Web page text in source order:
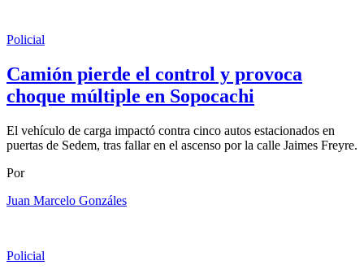
Policial
Camión pierde el control y provoca
choque múltiple en Sopocachi
El vehículo de carga impactó contra cinco autos estacionados en
puertas de Sedem, tras fallar en el ascenso por la calle Jaimes Freyre.
Por
Juan Marcelo Gonzáles
Policial